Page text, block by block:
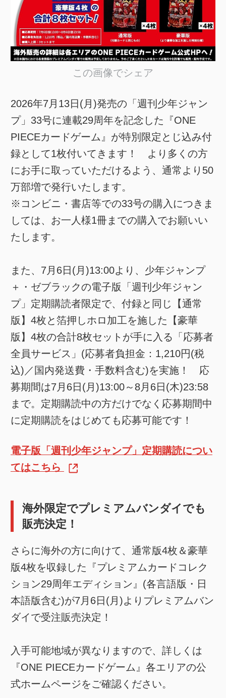
この画像でシェア
2026年7月13日(月)発売の「週刊少年ジャン
プ」33号に連載29周年を記念した『ONE
PIECEカードゲーム』が特別限定とじ込み付
録として1枚付いてきます！ より多くの方
にお手に取っていただけるよう、通常より50
万部増で発行いたします。
※コンビニ・書店等での33号の購入につきま
しては、お一人様1冊までの購入でお願いい
たします。
また、7月6日(月)13:00より、少年ジャンプ
＋・ゼブラックの電子版「週刊少年ジャン
プ」定期購読者限定で、付録と同じ【通常
版】4枚と箔押しホロ加工を施した【豪華
版】4枚の合計8枚セットが手に入る「応募者
全員サービス」(応募者負担金：1,210円(税
込)／国内発送費・手数料含む)を実施！ 応
募期間は7月6日(月)13:00～8月6日(木)23:58
まで。定期購読中の方だけでなく応募期間中
に定期購読をはじめても応募可能です！
電子版「週刊少年ジャンプ」定期購読につい
てはこちら
海外限定でプレミアムバンダイでも
販売決定！
さらに海外の方に向けて、通常版4枚＆豪華
版4枚を収録した『プレミアムカードコレク
ション29周年エディション』(各言語版・日
本語版含む)が7月6日(月)よりプレミアムバン
ダイで受注販売決定！
入手可能地域が異なりますので、詳しくは
『ONE PIECEカードゲーム』各エリアの公
式ホームページをご確認ください。